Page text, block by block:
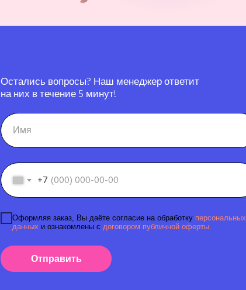
+7
Оформляя заказ, Вы даёте согласие на обработку персональных
данных и ознакомлены с договором публичной оферты.
Отправить
Остались вопросы? Наш менеджер ответит
на них в течение 5 минут!